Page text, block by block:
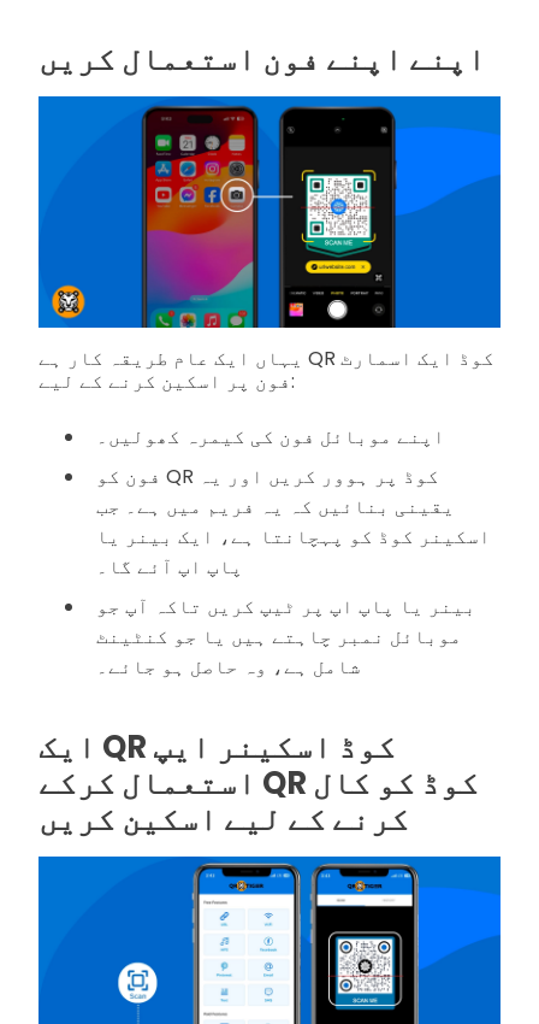
اپنے اپنے فون استعمال کریں
یہاں ایک عام طریقہ کار ہے QR کوڈ ایک اسمارٹ
فون پر اسکین کرنے کے لیے:
اپنے موبائل فون کی کیمرہ کھولیں۔
فون کو QR کوڈ پر ہوور کریں اور یہ
یقینی بنائیں کہ یہ فریم میں ہے۔ جب
اسکینر کوڈ کو پہچانتا ہے، ایک بینر یا
پاپ اپ آئے گا۔
بینر یا پاپ اپ پر ٹیپ کریں تاکہ آپ جو
موبائل نمبر چاہتے ہیں یا جو کنٹینٹ
شامل ہے، وہ حاصل ہو جائے۔
ایک QR کوڈ اسکینر ایپ
استعمال کرکے QR کوڈ کو کال
کرنے کے لیے اسکین کریں